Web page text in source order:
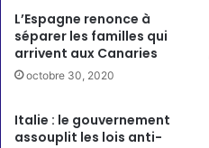
L’Espagne renonce à
séparer les familles qui
arrivent aux Canaries
octobre 30, 2020
Italie : le gouvernement
assouplit les lois anti-